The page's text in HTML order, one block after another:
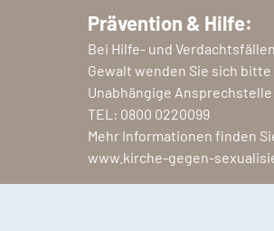
Prävention & Hilfe:
Bei Hilfe- und
Gewalt wenden Sie sich bitte
Unabhängige Ansprechstelle
TEL: 0800 0220099
Mehr Informationen finden
www.kirche-gegen-